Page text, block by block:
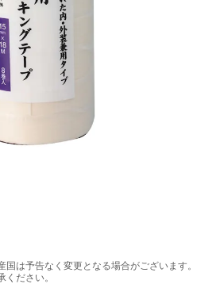
は予告なく変更となる場合がございます。
ださい。